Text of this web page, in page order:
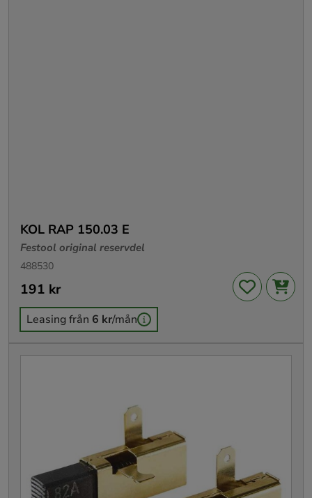
KOL RAP 150.03 E
Festool original reservdel
488530
Pris: 191 kr
191 kr
Leasing från 6 kr/mån